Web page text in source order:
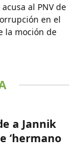
acusa al PNV de
en el
la moción de
a Jannik
‘hermano